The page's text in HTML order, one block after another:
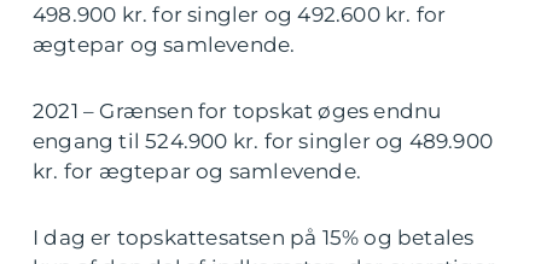
498.900 kr. for singler og 492.600 kr. for
ægtepar og samlevende.
2021 – Grænsen for topskat øges endnu
engang til 524.900 kr. for singler og 489.900
kr. for ægtepar og samlevende.
I dag er topskattesatsen på 15% og betales